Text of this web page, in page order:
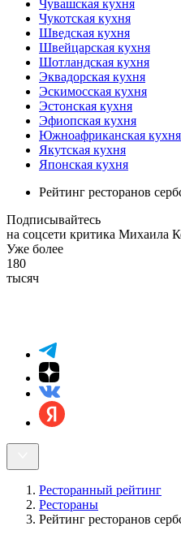
Чувашская кухня
Чукотская кухня
Шведская кухня
Швейцарская кухня
Шотландская кухня
Эквадорская кухня
Эскимосская кухня
Эстонская кухня
Эфиопская кухня
Южноафриканская кухня
Якутская кухня
Японская кухня
Рейтинг ресторанов
Подписывайтесь
на соцсети критика Михаила
Уже более
180
тысяч
Ресторанный рейтинг
Рестораны
Рейтинг ресторанов